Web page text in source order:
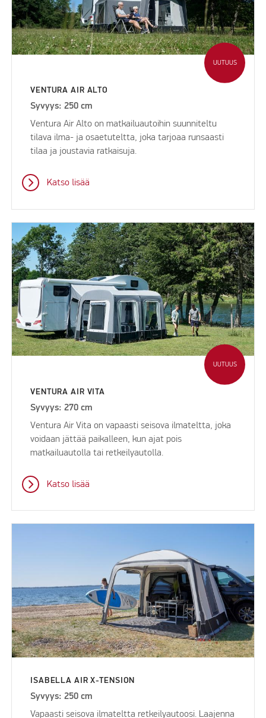
UUTUUS
VENTURA AIR ALTO
Syvyys: 250 cm
Ventura Air Alto on matkailuautoihin suunniteltu
tilava ilma- ja osaetuteltta, joka tarjoaa runsaasti
tilaa ja joustavia ratkaisuja.
Katso lisää
UUTUUS
VENTURA AIR VITA
Syvyys: 270 cm
Ventura Air Vita on vapaasti seisova ilmateltta, joka
voidaan jättää paikalleen, kun ajat pois
matkailuautolla tai retkeilyautolla.
Katso lisää
ISABELLA AIR X-TENSION
Syvyys: 250 cm
Vapaasti seisova ilmateltta retkeilyautoosi. Laajenna